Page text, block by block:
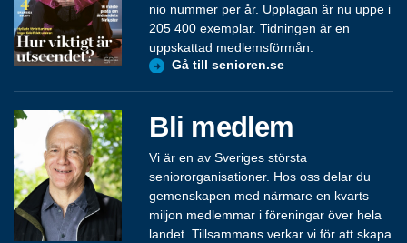
nio nummer per år. Upplagan är nu uppe i
205 400 exemplar. Tidningen är en
uppskattad medlemsförmån.
Gå till senioren.se
Bli medlem
Vi är en av Sveriges största
seniororganisationer. Hos oss delar du
gemenskapen med närmare en kvarts
miljon medlemmar i föreningar över hela
landet. Tillsammans verkar vi för att skapa